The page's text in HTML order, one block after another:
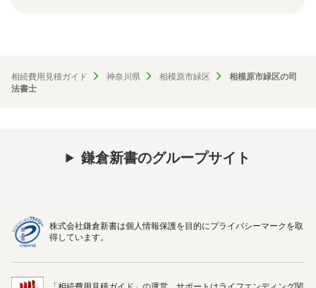
相続費用見積ガイド 神奈川県 相模原市緑区
相模原市緑区の司
法書士
鎌倉新書のグループサイト
株式会社鎌倉新書は個人情報保護を目的にプライバシーマークを取
得しています。